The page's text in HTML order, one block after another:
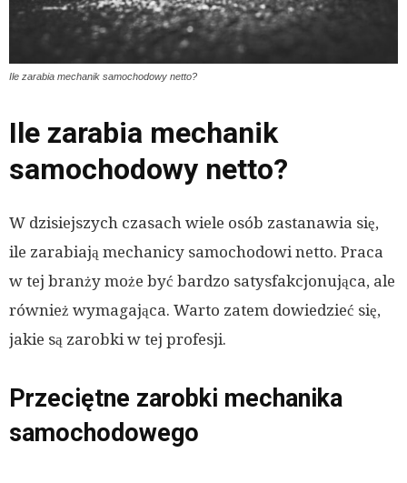
Ile zarabia mechanik samochodowy netto?
Ile zarabia mechanik
samochodowy netto?
W dzisiejszych czasach wiele osób zastanawia się,
ile zarabiają mechanicy samochodowi netto. Praca
w tej branży może być bardzo satysfakcjonująca, ale
również wymagająca. Warto zatem dowiedzieć się,
jakie są zarobki w tej profesji.
Przeciętne zarobki mechanika
samochodowego